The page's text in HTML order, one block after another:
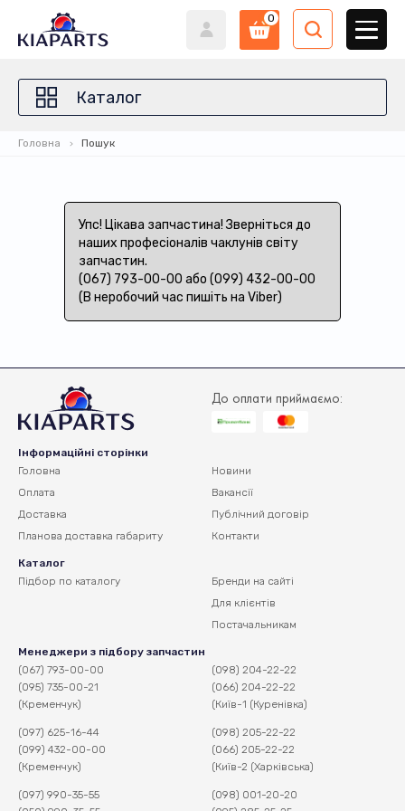
0
Каталог
Головна Пошук
Упс! Цікава запчастина! Зверніться до
наших професіоналів чаклунів світу
запчастин.
(067) 793-00-00 або (099) 432-00-00
(В неробочий час пишіть на Viber)
До оплати приймаємо:
Інформаційні сторінки
Головна
Оплата
Доставка
Планова доставка габариту
Новини
Вакансії
Публічний договір
Контакти
Каталог
Підбор по каталогу
Бренди на сайті
Для клієнтів
Постачальникам
Менеджери з підбору запчастин
(067) 793-00-00
(095) 735-00-21
(Кременчук)
(097) 625-16-44
(099) 432-00-00
(Кременчук)
(097) 990-35-55
(098) 204-22-22
(066) 204-22-22
(Київ-1 (Куренівка)
(098) 205-22-22
(066) 205-22-22
(Київ-2 (Харківська)
(098) 001-20-20